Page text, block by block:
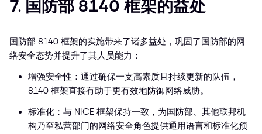
7. 国防部 8140 框架的益处
国防部 8140 框架的实施带来了诸多益处，巩固了国防部的网
络安全态势并提升了其人员能力：
增强安全性：通过确保一支高素质且持续更新的队伍，
8140 框架直接有助于更有效地防御网络威胁。
标准化：与 NICE 框架保持一致，为国防部、其他联邦机
构乃至私营部门的网络安全角色提供通用语言和标准化预